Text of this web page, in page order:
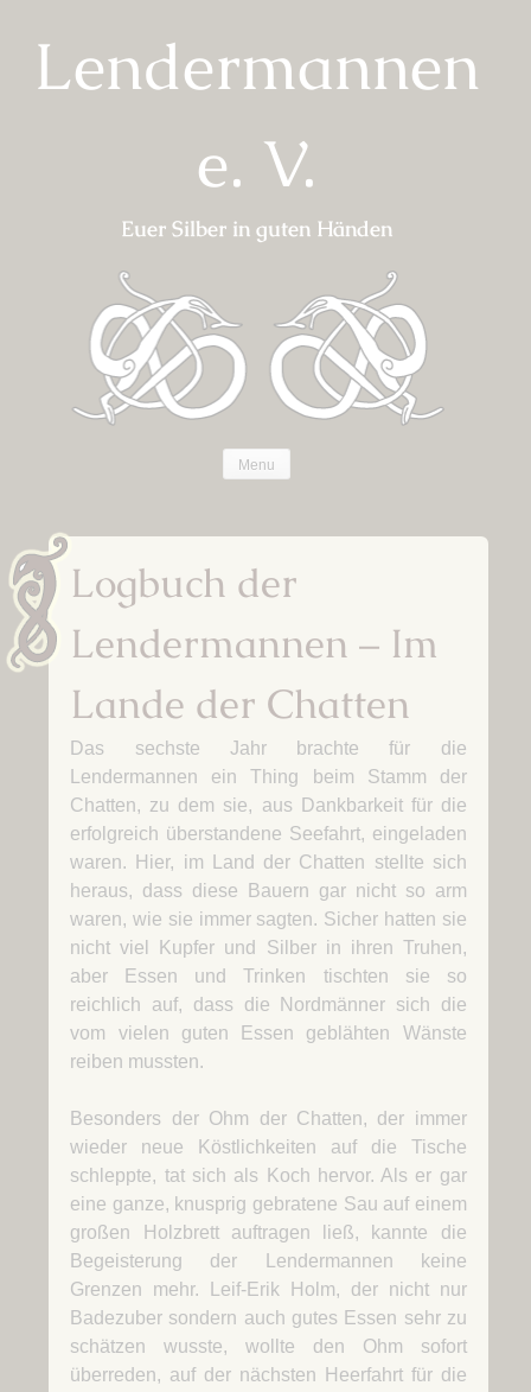
contentLendermannen
e. V.
Euer Silber in guten Händen
Menu
Logbuch der
Lendermannen – Im
Lande der Chatten
Das sechste Jahr brachte für die
Lendermannen ein Thing beim Stamm der
Chatten, zu dem sie, aus Dankbarkeit für die
erfolgreich überstandene Seefahrt, eingeladen
waren. Hier, im Land der Chatten stellte sich
heraus, dass diese Bauern gar nicht so arm
waren, wie sie immer sagten. Sicher hatten sie
nicht viel Kupfer und Silber in ihren Truhen,
aber Essen und Trinken tischten sie so
reichlich auf, dass die Nordmänner sich die
vom vielen guten Essen geblähten Wänste
reiben mussten.
Besonders der Ohm der Chatten, der immer
wieder neue Köstlichkeiten auf die Tische
schleppte, tat sich als Koch hervor. Als er gar
eine ganze, knusprig gebratene Sau auf einem
großen Holzbrett auftragen ließ, kannte die
Begeisterung der Lendermannen keine
Grenzen mehr. Leif-Erik Holm, der nicht nur
Badezuber sondern auch gutes Essen sehr zu
schätzen wusste, wollte den Ohm sofort
überreden, auf der nächsten Heerfahrt für die